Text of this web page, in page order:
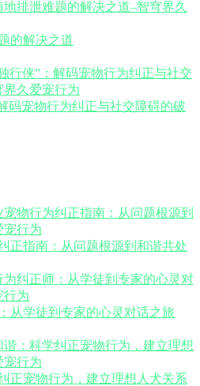
的解决之道
码宠物行为纠正与社交障碍的破
正指南：从问题根源到和谐共处
从学徒到专家的心灵对话之旅
正宠物行为，建立理想人犬关系